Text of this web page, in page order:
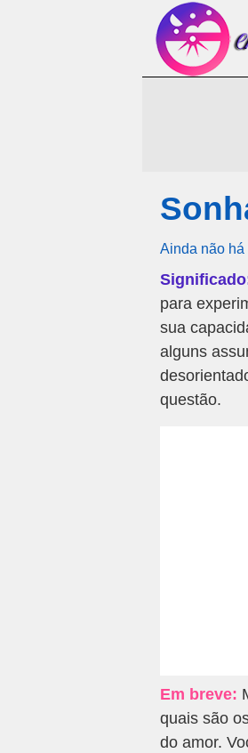
Ainda não
para
sua
alguns
questão.
Em breve:
quais são
do amor.